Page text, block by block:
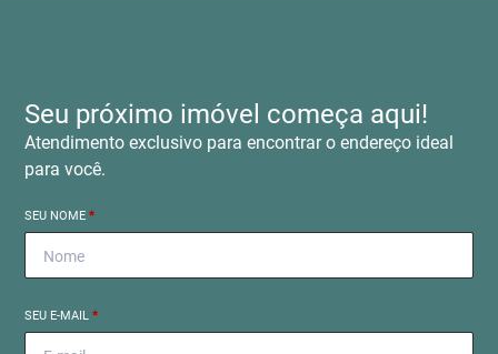
Seu próximo imóvel começa aqui!
Atendimento exclusivo para encontrar o endereço ideal
para você.
SEU NOME*
SEU E-MAIL*